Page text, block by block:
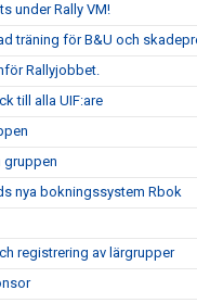
under Rally VM!
träning för B&U och
Rallyjobbet.
till alla UIF:are
gruppen
nya bokningssystem Rbok
registrering av lärgrupper